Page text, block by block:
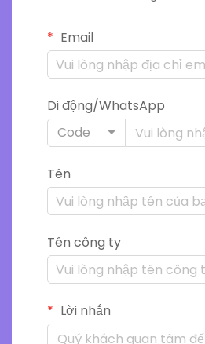
Email
Di động/WhatsApp
Code
Tên
Tên công ty
Lời nhắn